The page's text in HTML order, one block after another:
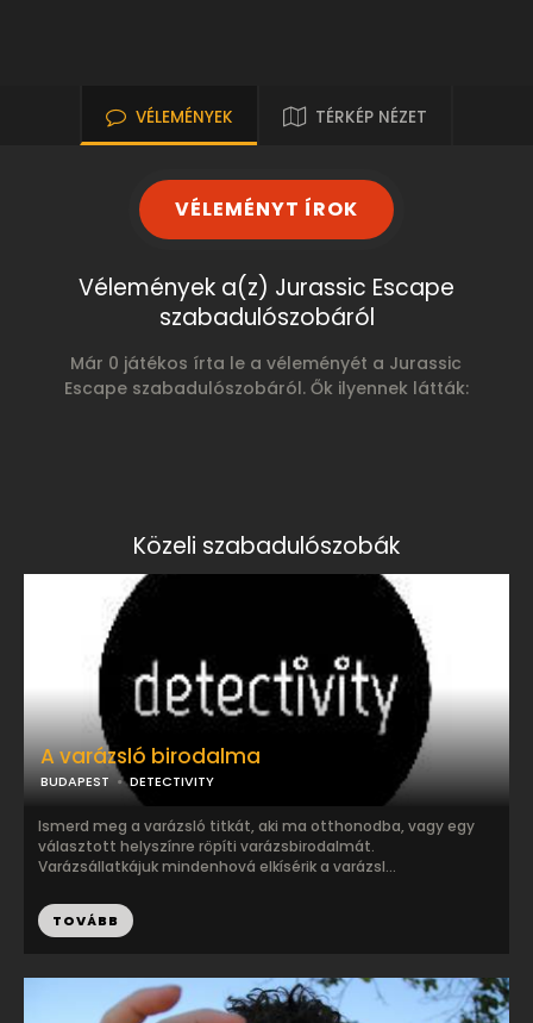
VÉLEMÉNYEK TÉRKÉP NÉZET
VÉLEMÉNYT ÍROK
Vélemények a(z) Jurassic Escape
szabadulószobáról
Már 0 játékos írta le a véleményét a Jurassic
Escape szabadulószobáról. Ők ilyennek látták:
Közeli szabadulószobák
A varázsló birodalma
BUDAPEST DETECTIVITY
Ismerd meg a varázsló titkát, aki ma otthonodba, vagy egy
választott helyszínre röpíti varázsbirodalmát.
Varázsállatkájuk mindenhová elkísérik a varázsl...
TOVÁBB